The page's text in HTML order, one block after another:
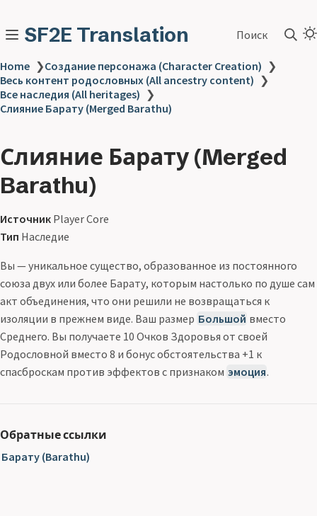
SF2E Translation Поиск
Home ❯Создание персонажа (Character Creation) ❯
Весь контент родословных (All ancestry content) ❯
Все наследия (All heritages) ❯
Слияние Барату (Merged Barathu)
Слияние Барату (Merged
Barathu)
Источник Player Core
Тип Наследие
Вы — уникальное существо, образованное из постоянного
союза двух или более Барату, которым настолько по душе сам
акт объединения, что они решили не возвращаться к
изоляции в прежнем виде. Ваш размер Большой вместо
Среднего. Вы получаете 10 Очков Здоровья от своей
Родословной вместо 8 и бонус обстоятельства +1 к
спасброскам против эффектов с признаком эмоция.
Обратные ссылки
Барату (Barathu)